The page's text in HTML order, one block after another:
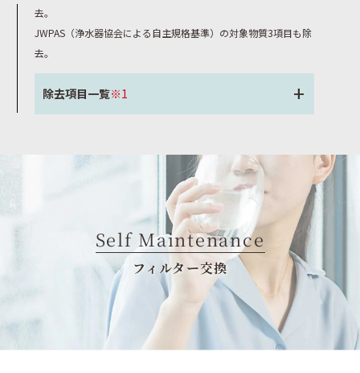
去。
JWPAS（浄水器協会による自主規格基準）の対象物質3項目も除
去。
除去項目一覧※1
Self Maintenance
フィルター交換